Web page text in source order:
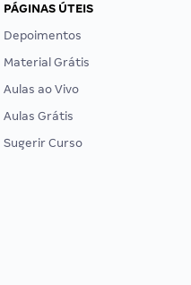
PÁGINAS ÚTEIS
Depoimentos
Material Grátis
Aulas ao Vivo
Aulas Grátis
Sugerir Curso